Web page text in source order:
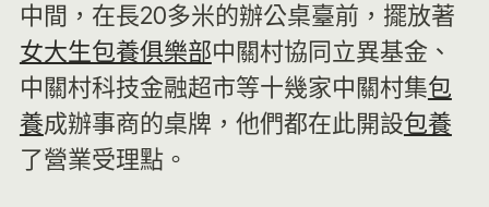
中間，在長20多米的辦公桌臺前，擺放著
女大生包養俱樂部中關村協同立異基金、
中關村科技金融超市等十幾家中關村集包
養成辦事商的桌牌，他們都在此開設包養
了營業受理點。